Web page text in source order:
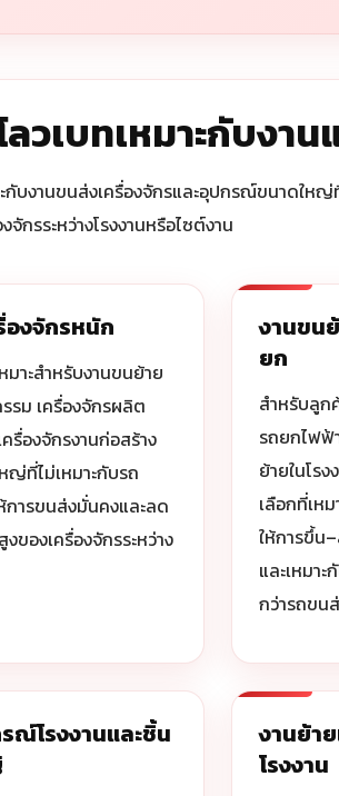
ลวเบทเหมาะกับงา
ะกับงานขนส่งเครื่องจักรและอุปกรณ์ขนาดใ
จักรระหว่างโรงงานหรือไซต์งาน
องจักรหนัก
มาะสำหรับงานขนย้าย
รม เครื่องจักรผลิต
ครื่องจักรงานก่อสร้าง
ที่ไม่เหมาะกับรถ
การขนส่งมั่นคงและลด
ของเครื่องจักรระหว่าง
งานขน
ยก
สำหรับลูก
รถยกไฟฟ้
ย้ายในโร
เลือกที่เห
ให้การขึ้น
และเหมา
กว่ารถขน
ณ์โรงงานและชิ้น
งานย้า
โรงงาน